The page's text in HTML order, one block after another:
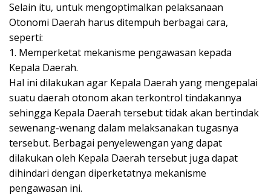
Selain itu, untuk mengoptimalkan pelaksanaan
Otonomi Daerah harus ditempuh berbagai cara,
seperti:
1. Memperketat mekanisme pengawasan kepada
Kepala Daerah.
Hal ini dilakukan agar Kepala Daerah yang mengepalai
suatu daerah otonom akan terkontrol tindakannya
sehingga Kepala Daerah tersebut tidak akan bertindak
sewenang-wenang dalam melaksanakan tugasnya
tersebut. Berbagai penyelewengan yang dapat
dilakukan oleh Kepala Daerah tersebut juga dapat
dihindari dengan diperketatnya mekanisme
pengawasan ini.